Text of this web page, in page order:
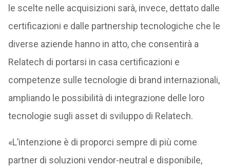
le scelte nelle acquisizioni sarà, invece, dettato dalle
certificazioni e dalle partnership tecnologiche che le
diverse aziende hanno in atto, che consentirà a
Relatech di portarsi in casa certificazioni e
competenze sulle tecnologie di brand internazionali,
ampliando le possibilità di integrazione delle loro
tecnologie sugli asset di sviluppo di Relatech.
«L’intenzione è di proporci sempre di più come
partner di soluzioni vendor-neutral e disponibile,